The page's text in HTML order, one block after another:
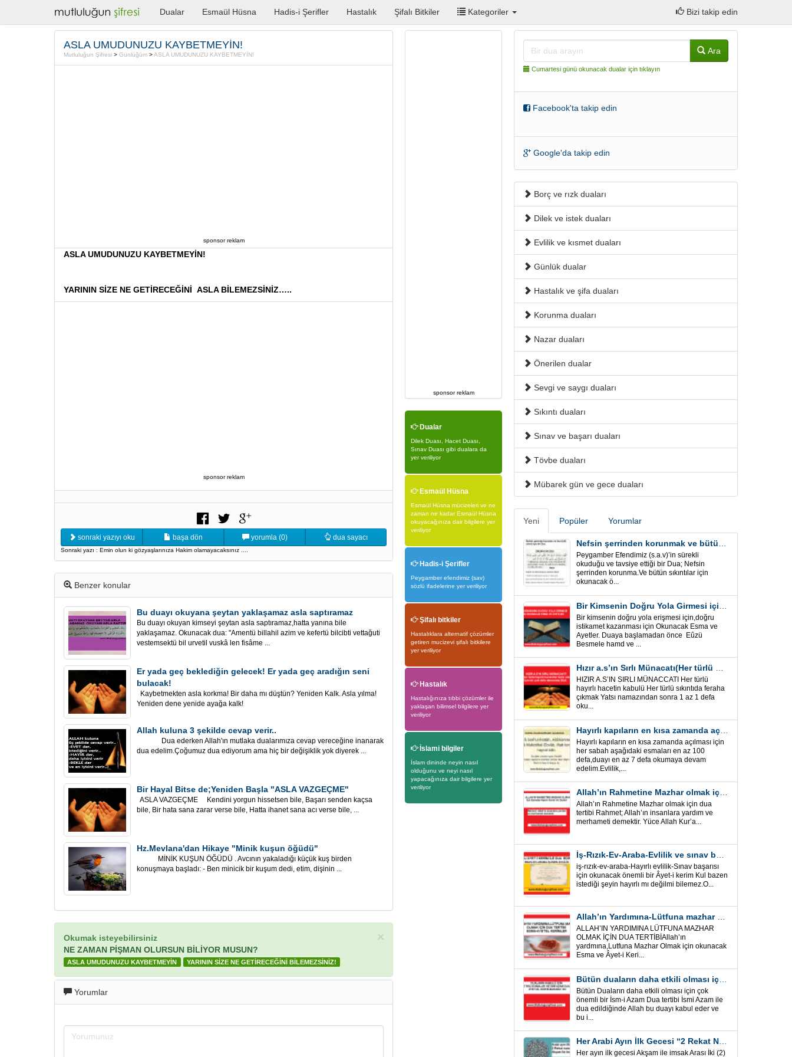
Dualar Esmaül Hüsna Hadis-i Şerifler Hastalık Şifalı Bitkiler Kategoriler Bizi takip edin
ASLA UMUDUNUZU KAYBETMEYİN!
Mutluluğun Şifresi > Günlüğüm >ASLA UMUDUNUZU KAYBETMEYİN!
sponsor reklam
ASLA UMUDUNUZU KAYBETMEYİN!
YARININ SİZE NE GETİRECEĞİNİ ASLA BİLEMEZSİNİZ…..
sponsor reklam
sonraki yazıyı oku başa dön yorumla (0) dua sayacı
Sonraki yazı : Emin olun ki gözyaşlarınıza Hakim olamayacaksınız ....
Benzer konular
Bu duayı okuyana şeytan yaklaşamaz asla saptıramaz
Bu duayı okuyan kimseyi şeytan asla saptıramaz,hatta yanına bile
yaklaşamaz. Okunacak dua: "Amentü billahil azim ve kefertü bilcibti vettağuti
vestemsektü bil urvetil vuskâ len fisâme ...
Er yada geç beklediğin gelecek! Er yada geç aradığın seni
bulacak!
Kaybetmekten asla korkma! Bir daha mı düştün? Yeniden Kalk. Asla yılma!
Yeniden dene yenide ayağa kalk!
Allah kuluna 3 şekilde cevap verir..
Dua ederken Allah'ın mutlaka dualarımıza cevap vereceğine inanarak
dua edelim.Çoğumuz dua ediyorum ama hiç bir değişiklik yok diyerek ...
Bir Hayal Bitse de;Yeniden Başla "ASLA VAZGEÇME"
ASLA VAZGEÇME Kendini yorgun hissetsen bile, Başarı senden kaçsa
bile, Bir hata sana zarar verse bile, Hatta ihanet sana acı verse bile, ...
Hz.Mevlana'dan Hikaye "Minik kuşun öğüdü"
MİNİK KUŞUN ÖĞÜDÜ . Avcının yakaladığı küçük kuş birden
konuşmaya başladı: - Ben minicik bir kuşum dedi, etim, dişinin ...
×
Okumak isteyebilirsiniz
NE ZAMAN PİŞMAN OLURSUN BİLİYOR MUSUN?
ASLA UMUDUNUZU KAYBETMEYİN YARININ SİZE NE GETİRECEĞİNİ BİLEMEZSİNİZ!
Yorumlar
sponsor reklam
Dualar
Dilek Duası, Hacet Duası,
Sınav Duası gibi dualara da
yer veriliyor
Esmaül Hüsna
Esmaül Hüsna mücizeleri ve ne
zaman ne kadar Esmaül Hüsna
okuyacağınıza dair bilgilere yer
veriliyor
Hadis-i Şerifler
Peygamber efendimiz (sav)
sözlü ifadelerine yer veriliyor
Şifalı bitkiler
Hastalıklara alternatif çözümler
getiren mucizevi şifalı bitkilere
yer veriliyor
Hastalık
Hastalığınıza tıbbi çözümler ile
yaklaşan bilimsel bilgilere yer
veriliyor
İslami bilgiler
İslam dininde neyin nasıl
olduğunu ve neyi nasıl
yapacağınıza dair bilgilere yer
veriliyor
Ara
Cumartesi günü okunacak dualar için tıklayın
Facebook'ta takip edin
Google'da takip edin
Borç ve rızk duaları
Dilek ve istek duaları
Evlilik ve kısmet duaları
Günlük dualar
Hastalık ve şifa duaları
Korunma duaları
Nazar duaları
Önerilen dualar
Sevgi ve saygı duaları
Sıkıntı duaları
Sınav ve başarı duaları
Tövbe duaları
Mübarek gün ve gece duaları
Yeni Popüler Yorumlar
Peygamber Efendimiz (s.a.v)’in sürekli
okuduğu ve tavsiye ettiği bir Dua; Nefsin
şerrinden korunma.Ve bütün sıkıntılar için
okunacak ö...
Bir kimsenin doğru yola erişmesi için,doğru
istikamet kazanması için Okunacak Esma ve
Ayetler. Duaya başlamadan önce Eûzü
Besmele hamd ve ...
HIZIR A.S’IN SIRLI MÜNACCATI Her türlü
hayırlı hacetin kabulü Her türlü sıkıntıda feraha
çıkmak Yatsı namazından sonra 1 az 1 defa
oku...
Hayırlı kapıların en kısa zamanda açılması için Esmalar ve Dua
Hayırlı kapıların en kısa zamanda açılması için
her sabah aşağıdaki esmaları en az 100
defa,duayı en az 7 defa okumaya devam
edelim.Evlilik,...
Allah’ın Rahmetine Mazhar olmak için ” Esmalar-Ayet ve Dualar”
Allah’ın Rahmetine Mazhar olmak için dua
tertibi Rahmet; Allah’ın insanlara yardım ve
merhameti demektir. Yüce Allah Kur’a...
iş-rızık-ev-araba-Hayırlı evlilik-Sınav başarısı
için okunacak önemli bir Âyet-i kerim Kul bazen
istediği şeyin hayırlı mı değilmi bilemez.O...
ALLAH’IN YARDIMINA LÜTFUNA MAZHAR
OLMAK İÇİN DUA TERTİBİAllah’ın
yardmına,Lutfuna Mazhar Olmak için okunacak
Esma ve Âyet-i Keri...
Bütün duaların daha etkili olması için önemli bir İsm-i Azam Dua Tertibi
Bütün Duaların daha etkili olması için çok
önemli bir İsm-i Azam Dua tertibi İsmi Azam ile
dua edildiğinde Allah bu duayı kabul eder ve
bu i...
Her Arabi Ayın İlk Gecesi “2 Rekat Namaz” O Ay tüm belalardan kurtuluş
Her ayın ilk gecesi Akşam ile imsak Arası İki (2)